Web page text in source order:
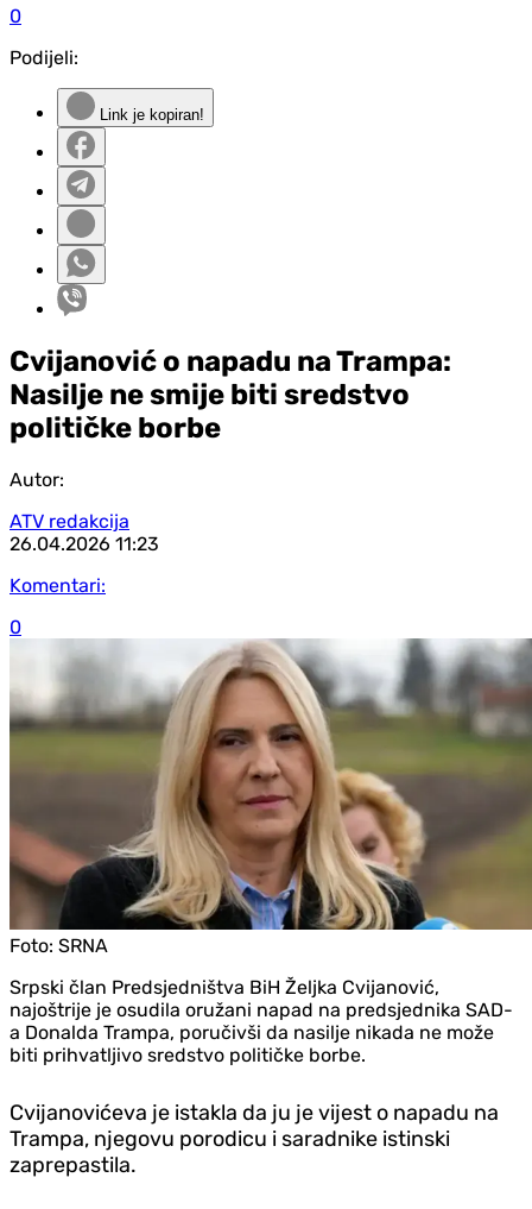
0
Podijeli:
Link je kopiran!
Cvijanović o napadu na Trampa:
Nasilje ne smije biti sredstvo
političke borbe
Autor:
ATV redakcija
26.04.2026 11:23
Komentari:
0
Foto: SRNA
Srpski član Predsjedništva BiH Željka Cvijanović,
najoštrije je osudila oružani napad na predsjednika SAD-
a Donalda Trampa, poručivši da nasilje nikada ne može
biti prihvatljivo sredstvo političke borbe.
Cvijanovićeva je istakla da ju je vijest o napadu na
Trampa, njegovu porodicu i saradnike istinski
zaprepastila.